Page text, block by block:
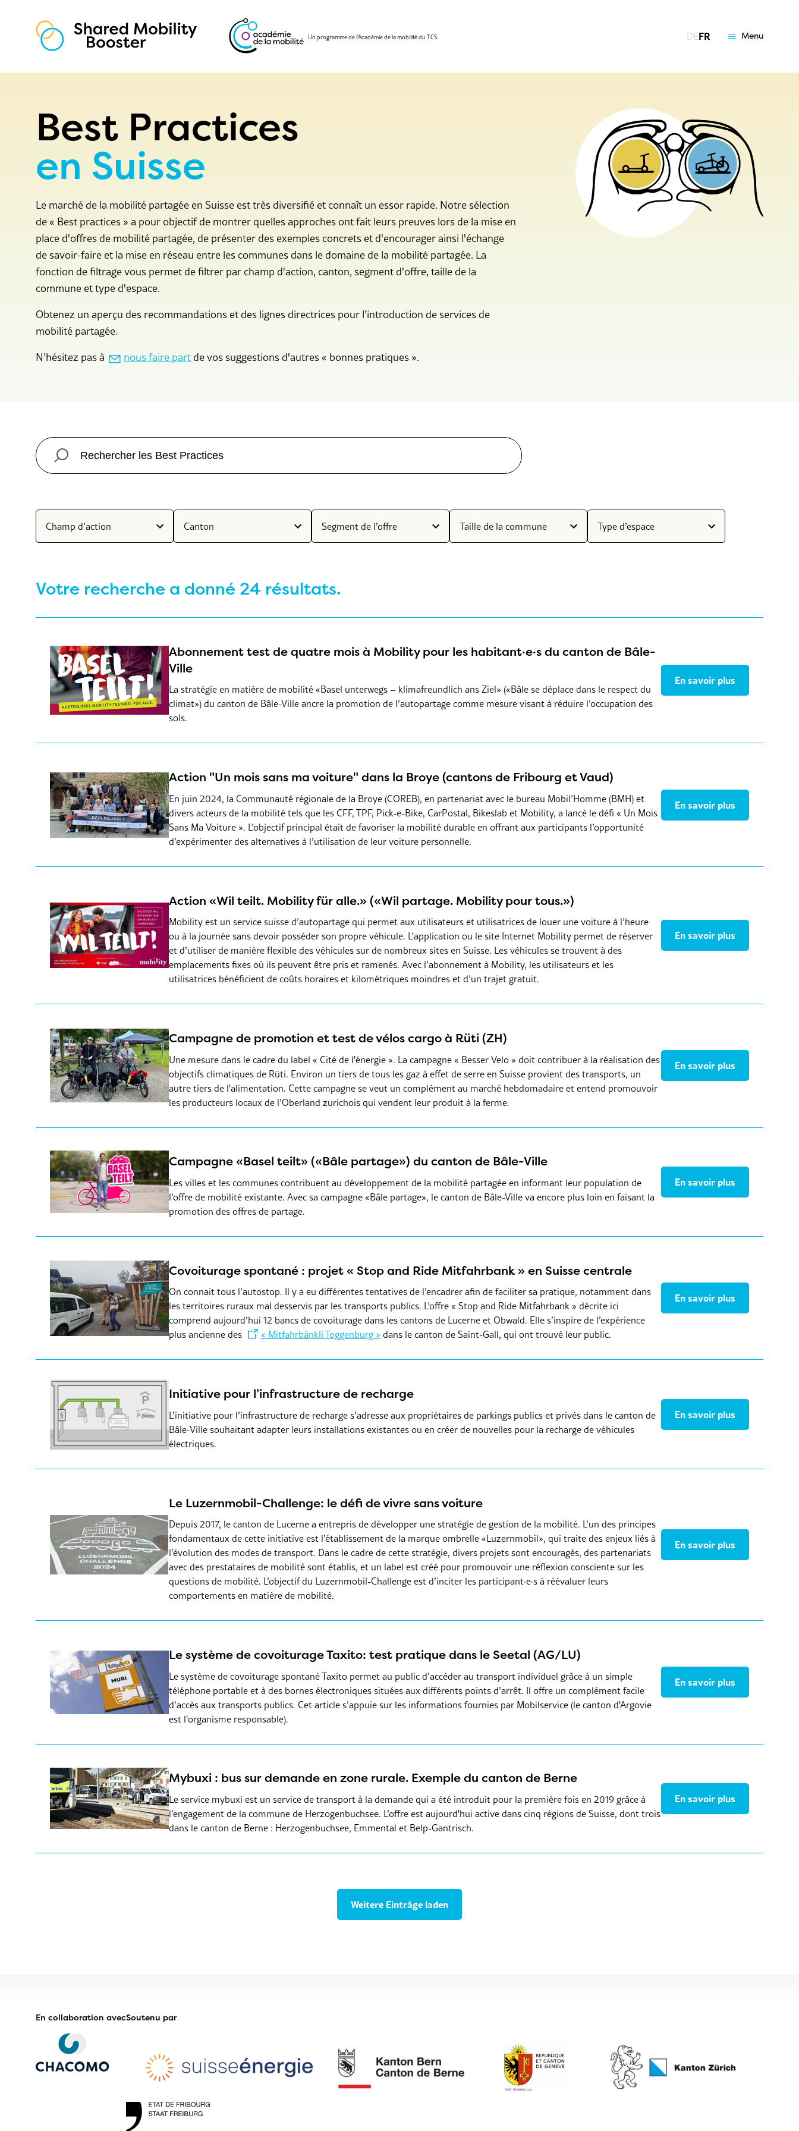
DEFR Menu
Vue d'ensemble du marché
Best Practices
Carte de la mobilité partagée
Programmes de soutien
Offres
Coaching
Qui nous sommes
Un programme de l'Académie de la mobilité du TCS
Best Practices
en Suisse
Le marché de la mobilité partagée en Suisse est très diversifié et connaît un essor rapide. Notre sélection
de « Best practices » a pour objectif de montrer quelles approches ont fait leurs preuves lors de la mise en
place d'offres de mobilité partagée, de présenter des exemples concrets et d'encourager ainsi l'échange
de savoir-faire et la mise en réseau entre les communes dans le domaine de la mobilité partagée. La
fonction de filtrage vous permet de filtrer par champ d'action, canton, segment d'offre, taille de la
commune et type d'espace.
Obtenez un aperçu des recommandations et des lignes directrices pour l’introduction de services de
mobilité partagée.
N’hésitez pas à nous faire part de vos suggestions d'autres « bonnes pratiques ».
Champ d’action Canton Segment de l’offre Taille de la commune Type d’espace
Votre recherche a donné 24 résultats.
Abonnement test de quatre mois à Mobility pour les habitant·e·s du canton de Bâle-
Ville
La stratégie en matière de mobilité «Basel unterwegs – klimafreundlich ans Ziel» («Bâle se déplace dans le respect du
climat») du canton de Bâle-Ville ancre la promotion de l’autopartage comme mesure visant à réduire l’occupation des
sols.
En savoir plus
Action "Un mois sans ma voiture" dans la Broye (cantons de Fribourg et Vaud)
En juin 2024, la Communauté régionale de la Broye (COREB), en partenariat avec le bureau Mobil’Homme (BMH) et
divers acteurs de la mobilité tels que les CFF, TPF, Pick-e-Bike, CarPostal, Bikeslab et Mobility, a lancé le défi « Un Mois
Sans Ma Voiture ». L’objectif principal était de favoriser la mobilité durable en offrant aux participants l’opportunité
d’expérimenter des alternatives à l’utilisation de leur voiture personnelle.
En savoir plus
Action «Wil teilt. Mobility für alle.» («Wil partage. Mobility pour tous.»)
Mobility est un service suisse d’autopartage qui permet aux utilisateurs et utilisatrices de louer une voiture à l’heure
ou à la journée sans devoir posséder son propre véhicule. L’application ou le site Internet Mobility permet de réserver
et d’utiliser de manière flexible des véhicules sur de nombreux sites en Suisse. Les véhicules se trouvent à des
emplacements fixes où ils peuvent être pris et ramenés. Avec l’abonnement à Mobility, les utilisateurs et les
utilisatrices bénéficient de coûts horaires et kilométriques moindres et d’un trajet gratuit.
En savoir plus
Campagne de promotion et test de vélos cargo à Rüti (ZH)
Une mesure dans le cadre du label « Cité de l'énergie ». La campagne « Besser Velo » doit contribuer à la réalisation des
objectifs climatiques de Rüti. Environ un tiers de tous les gaz à effet de serre en Suisse provient des transports, un
autre tiers de l'alimentation. Cette campagne se veut un complément au marché hebdomadaire et entend promouvoir
les producteurs locaux de l’Oberland zurichois qui vendent leur produit à la ferme.
En savoir plus
Campagne «Basel teilt» («Bâle partage») du canton de Bâle-Ville
Les villes et les communes contribuent au développement de la mobilité partagée en informant leur population de
l’offre de mobilité existante. Avec sa campagne «Bâle partage», le canton de Bâle-Ville va encore plus loin en faisant la
promotion des offres de partage.
En savoir plus
Covoiturage spontané : projet « Stop and Ride Mitfahrbank » en Suisse centrale
On connait tous l’autostop. Il y a eu différentes tentatives de l’encadrer afin de faciliter sa pratique, notamment dans
les territoires ruraux mal desservis par les transports publics. L’offre « Stop and Ride Mitfahrbank » décrite ici
comprend aujourd’hui 12 bancs de covoiturage dans les cantons de Lucerne et Obwald. Elle s’inspire de l’expérience
plus ancienne des
« Mitfahrbänkli Toggenburg » dans le canton de Saint-Gall, qui ont trouvé leur public.
En savoir plus
Initiative pour l’infrastructure de recharge
L’initiative pour l’infrastructure de recharge s’adresse aux propriétaires de parkings publics et privés dans le canton de
Bâle-Ville souhaitant adapter leurs installations existantes ou en créer de nouvelles pour la recharge de véhicules
électriques.
En savoir plus
Le Luzernmobil-Challenge: le défi de vivre sans voiture
Depuis 2017, le canton de Lucerne a entrepris de développer une stratégie de gestion de la mobilité. L’un des principes
fondamentaux de cette initiative est l’établissement de la marque ombrelle «Luzernmobil», qui traite des enjeux liés à
l’évolution des modes de transport. Dans le cadre de cette stratégie, divers projets sont encouragés, des partenariats
avec des prestataires de mobilité sont établis, et un label est créé pour promouvoir une réflexion consciente sur les
questions de mobilité. L’objectif du Luzernmobil-Challenge est d’inciter les participant·e·s à réévaluer leurs
comportements en matière de mobilité.
En savoir plus
Le système de covoiturage Taxito: test pratique dans le Seetal (AG/LU)
Le système de covoiturage spontané Taxito permet au public d’accéder au transport individuel grâce à un simple
téléphone portable et à des bornes électroniques situées aux différents points d’arrêt. Il offre un complément facile
d’accès aux transports publics. Cet article s’appuie sur les informations fournies par Mobilservice (le canton d'Argovie
est l'organisme responsable).
En savoir plus
Mybuxi : bus sur demande en zone rurale. Exemple du canton de Berne
Le service mybuxi est un service de transport à la demande qui a été introduit pour la première fois en 2019 grâce à
l'engagement de la commune de Herzogenbuchsee. L’offre est aujourd'hui active dans cinq régions de Suisse, dont trois
dans le canton de Berne : Herzogenbuchsee, Emmental et Belp-Gantrisch.
En savoir plus
Weitere Einträge laden
En collaboration avecSoutenu par